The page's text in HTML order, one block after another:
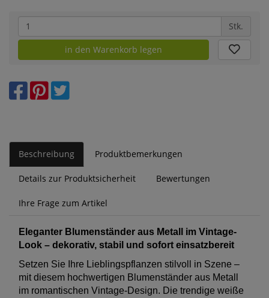
Stk.
in den Warenkorb legen
Beschreibung Produktbemerkungen
Details zur Produktsicherheit Bewertungen
Ihre Frage zum Artikel
Eleganter Blumenständer aus Metall im Vintage-
Look – dekorativ, stabil und sofort einsatzbereit
Setzen Sie Ihre Lieblingspflanzen stilvoll in Szene –
mit diesem hochwertigen Blumenständer aus Metall
im romantischen Vintage-Design. Die trendige weiße